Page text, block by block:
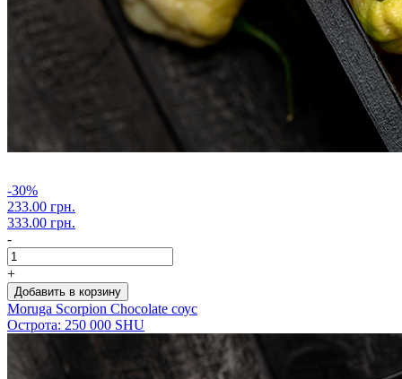
-30%
233.00 грн.
333.00 грн.
-
+
Добавить в корзину
Moruga Scorpion Chocolate соус
Острота: 250 000 SHU